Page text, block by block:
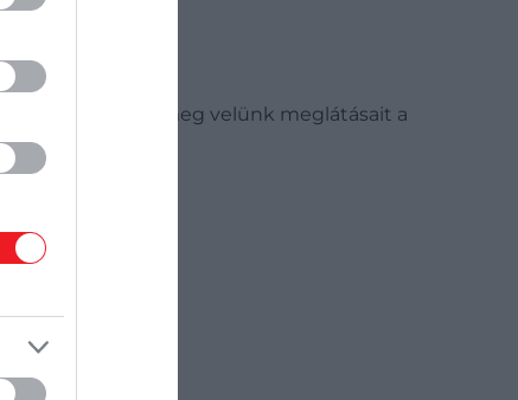
osztja meg velünk meglátásait a
olvasó!